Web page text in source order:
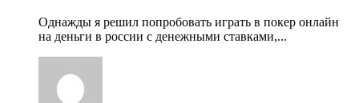
Однажды я решил попробовать играть в покер онлайн
на деньги в россии с денежными ставками,...